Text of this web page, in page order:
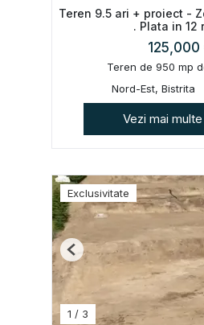
Teren 9.5 ari + proiect -
. Plata in 12
125,000
Teren de 950 mp
Nord-Est, Bistrita
Vezi mai
Exclusivitate
1 / 3
Previous